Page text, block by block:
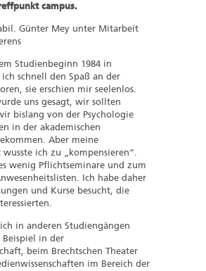
campus.
Günter Mey unter Mitarbeit
Studienbeginn 1984 in
schnell den Spaß an der
sie erschien mir seelenlos.
uns gesagt, wir sollten
bislang von der Psychologie
in der akademischen
Aber meine
ich zu „kompensieren“.
wenig Pflichtseminare und zum
Ich habe daher
und Kurse besucht, die
in anderen Studiengängen
in der
beim Brechtschen Theater
im Bereich der